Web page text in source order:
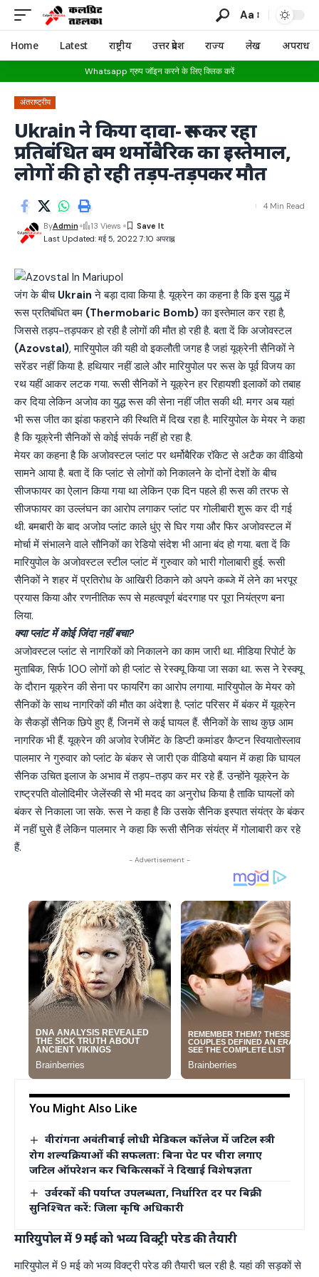
Aa
Home Latest राष्ट्रीय उत्तर प्रदेश राज्य लेख अपराध
Whatsapp ग्रुप जॉइन करने के लिए क्लिक करें
अंतराष्ट्रीय
Ukrain ने किया दावा- रूस कर रहा
प्रतिबंधित बम थर्मोबैरिक का इस्तेमाल,
लोगों की हो रही तड़प-तड़पकर मौत
Last Updated: मई 5, 2022 7:10 अपराह्न
ByAdmin 13 Views
4 Min Read
जंग के बीच Ukrainने बड़ा दावा किया है. यूक्रेन का कहना है कि इस युद्ध में
रूस प्रतिबंधित बम (Thermobaric Bomb) का इस्तेमाल कर रहा है,
जिससे तड़प-तड़पकर हो रही है लोगों की मौत हो रही है. बता दें कि अजोवस्टल
(Azovstal), मारियुपोल की यही वो इकलौती जगह है जहां यूक्रेनी सैनिकों ने
सरेंडर नहीं किया है. हथियार नहीं डाले और मारियुपोल पर रूस के पूर्व विजय का
रथ यहीं आकर लटक गया. रूसी सैनिकों ने यूक्रेन हर रिहायशी इलाकों को तबाह
कर दिया लेकिन अजोव का युद्ध रूस की सेना नहीं जीत सकी थी. मगर अब यहां
भी रूस जीत का झंडा फहराने की स्थिति में दिख रहा है. मारियुपोल के मेयर ने कहा
है कि यूक्रेनी सैनिकों से कोई संपर्क नहीं हो रहा है.
मेयर का कहना है कि अजोवस्टल प्लांट पर थर्मोबैरिक रॉकेट से अटैक का वीडियो
सामने आया है. बता दें कि प्लांट से लोगों को निकालने के दोनों देशों के बीच
सीजफायर का ऐलान किया गया था लेकिन एक दिन पहले ही रूस की तरफ से
सीजफायर का उल्लंघन का आरोप लगाकर प्लांट पर गोलीबारी शुरू कर दी गई
थी. बमबारी के बाद अजोव प्लांट काले धुंए से घिर गया और फिर अजोवस्टल में
मोर्चा में संभालने वाले सौनिकों का रेडियो संदेश भी आना बंद हो गया. बता दें कि
मारियुपोल के अजोवस्टल स्टील प्लांट में गुरुवार को भारी गोलाबारी हुई. रूसी
सैनिकों ने शहर में प्रतिरोध के आखिरी ठिकाने को अपने कब्जे में लेने का भरपूर
प्रयास किया और रणनीतिक रूप से महत्वपूर्ण बंदरगाह पर पूरा नियंत्रण बना
लिया.
क्या प्लांट में कोई जिंदा नहीं बचा?
अजोवस्टल प्लांट से नागरिकों को निकालने का काम जारी था. मीडिया रिपोर्ट के
मुताबिक, सिर्फ 100 लोगों को ही प्लांट से रेस्क्यू किया जा सका था. रूस ने रेस्क्यू
के दौरान यूक्रेन की सेना पर फायरिंग का आरोप लगाया. मारियुपोल के मेयर को
सैनिकों के साथ नागरिकों की मौत का अंदेशा है. प्लांट परिसर में बंकर में यूक्रेन
के सैकड़ों सैनिक छिपे हुए हैं, जिनमें से कई घायल हैं. सैनिकों के साथ कुछ आम
नागरिक भी हैं. यूक्रेन की अजोव रेजीमेंट के डिप्टी कमांडर कैप्टन स्वियातोस्लाव
पालमार ने गुरुवार को प्लांट के बंकर से जारी एक वीडियो बयान में कहा कि घायल
सैनिक उचित इलाज के अभाव में तड़प-तड़प कर मर रहे हैं. उन्होंने यूक्रेन के
राष्ट्रपति वोलोदिमीर जेलेंस्की से भी मदद का अनुरोध किया है ताकि घायलों को
बंकर से निकाला जा सके. रूस ने कहा है कि उसके सैनिक इस्पात संयंत्र के बंकर
में नहीं घुसे हैं लेकिन पालमार ने कहा कि रूसी सैनिक संयंत्र में गोलाबारी कर रहे
हैं.
- Advertisement -
You Might Also Like
वीरांगना अवंतीबाई लोधी मेडिकल कॉलेज में जटिल स्त्री
रोग शल्यक्रियाओं की सफलता: बिना पेट पर चीरा लगाए
जटिल ऑपरेशन कर चिकित्सकों ने दिखाई विशेषज्ञता
उर्वरकों की पर्याप्त उपलब्धता, निर्धारित दर पर बिक्री
सुनिश्चित करें: जिला कृषि अधिकारी
मारियुपोल में 9 मई को भव्य विक्ट्री परेड की तैयारी
मारियुपोल में 9 मई को भव्य विक्ट्री परेड की तैयारी चल रही है. यहां की सड़कों से